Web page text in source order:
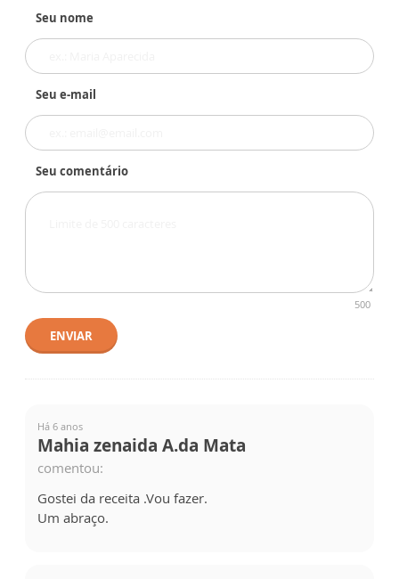
Seu nome
Seu e-mail
Seu comentário
500
ENVIAR
Há 6 anos
Mahia zenaida A.da Mata
comentou:
Gostei da receita .Vou fazer.
Um abraço.